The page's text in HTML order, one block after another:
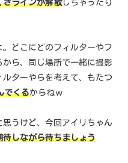
さラインが解散しちゃったり
。どこにどのフィルターやフ
から、同じ場所で一緒に撮影
ターやらを考えて、もたつ
でくるからねｗ
思うけど、今回アイリちゃん
待しながら待ちましょう